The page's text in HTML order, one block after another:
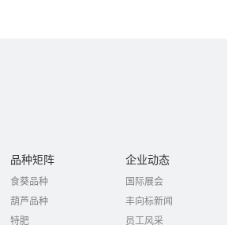
品种矩阵
食葵品种
葫芦品种
特肥
企业动态
国际展会
丰向标新闻
员工风采